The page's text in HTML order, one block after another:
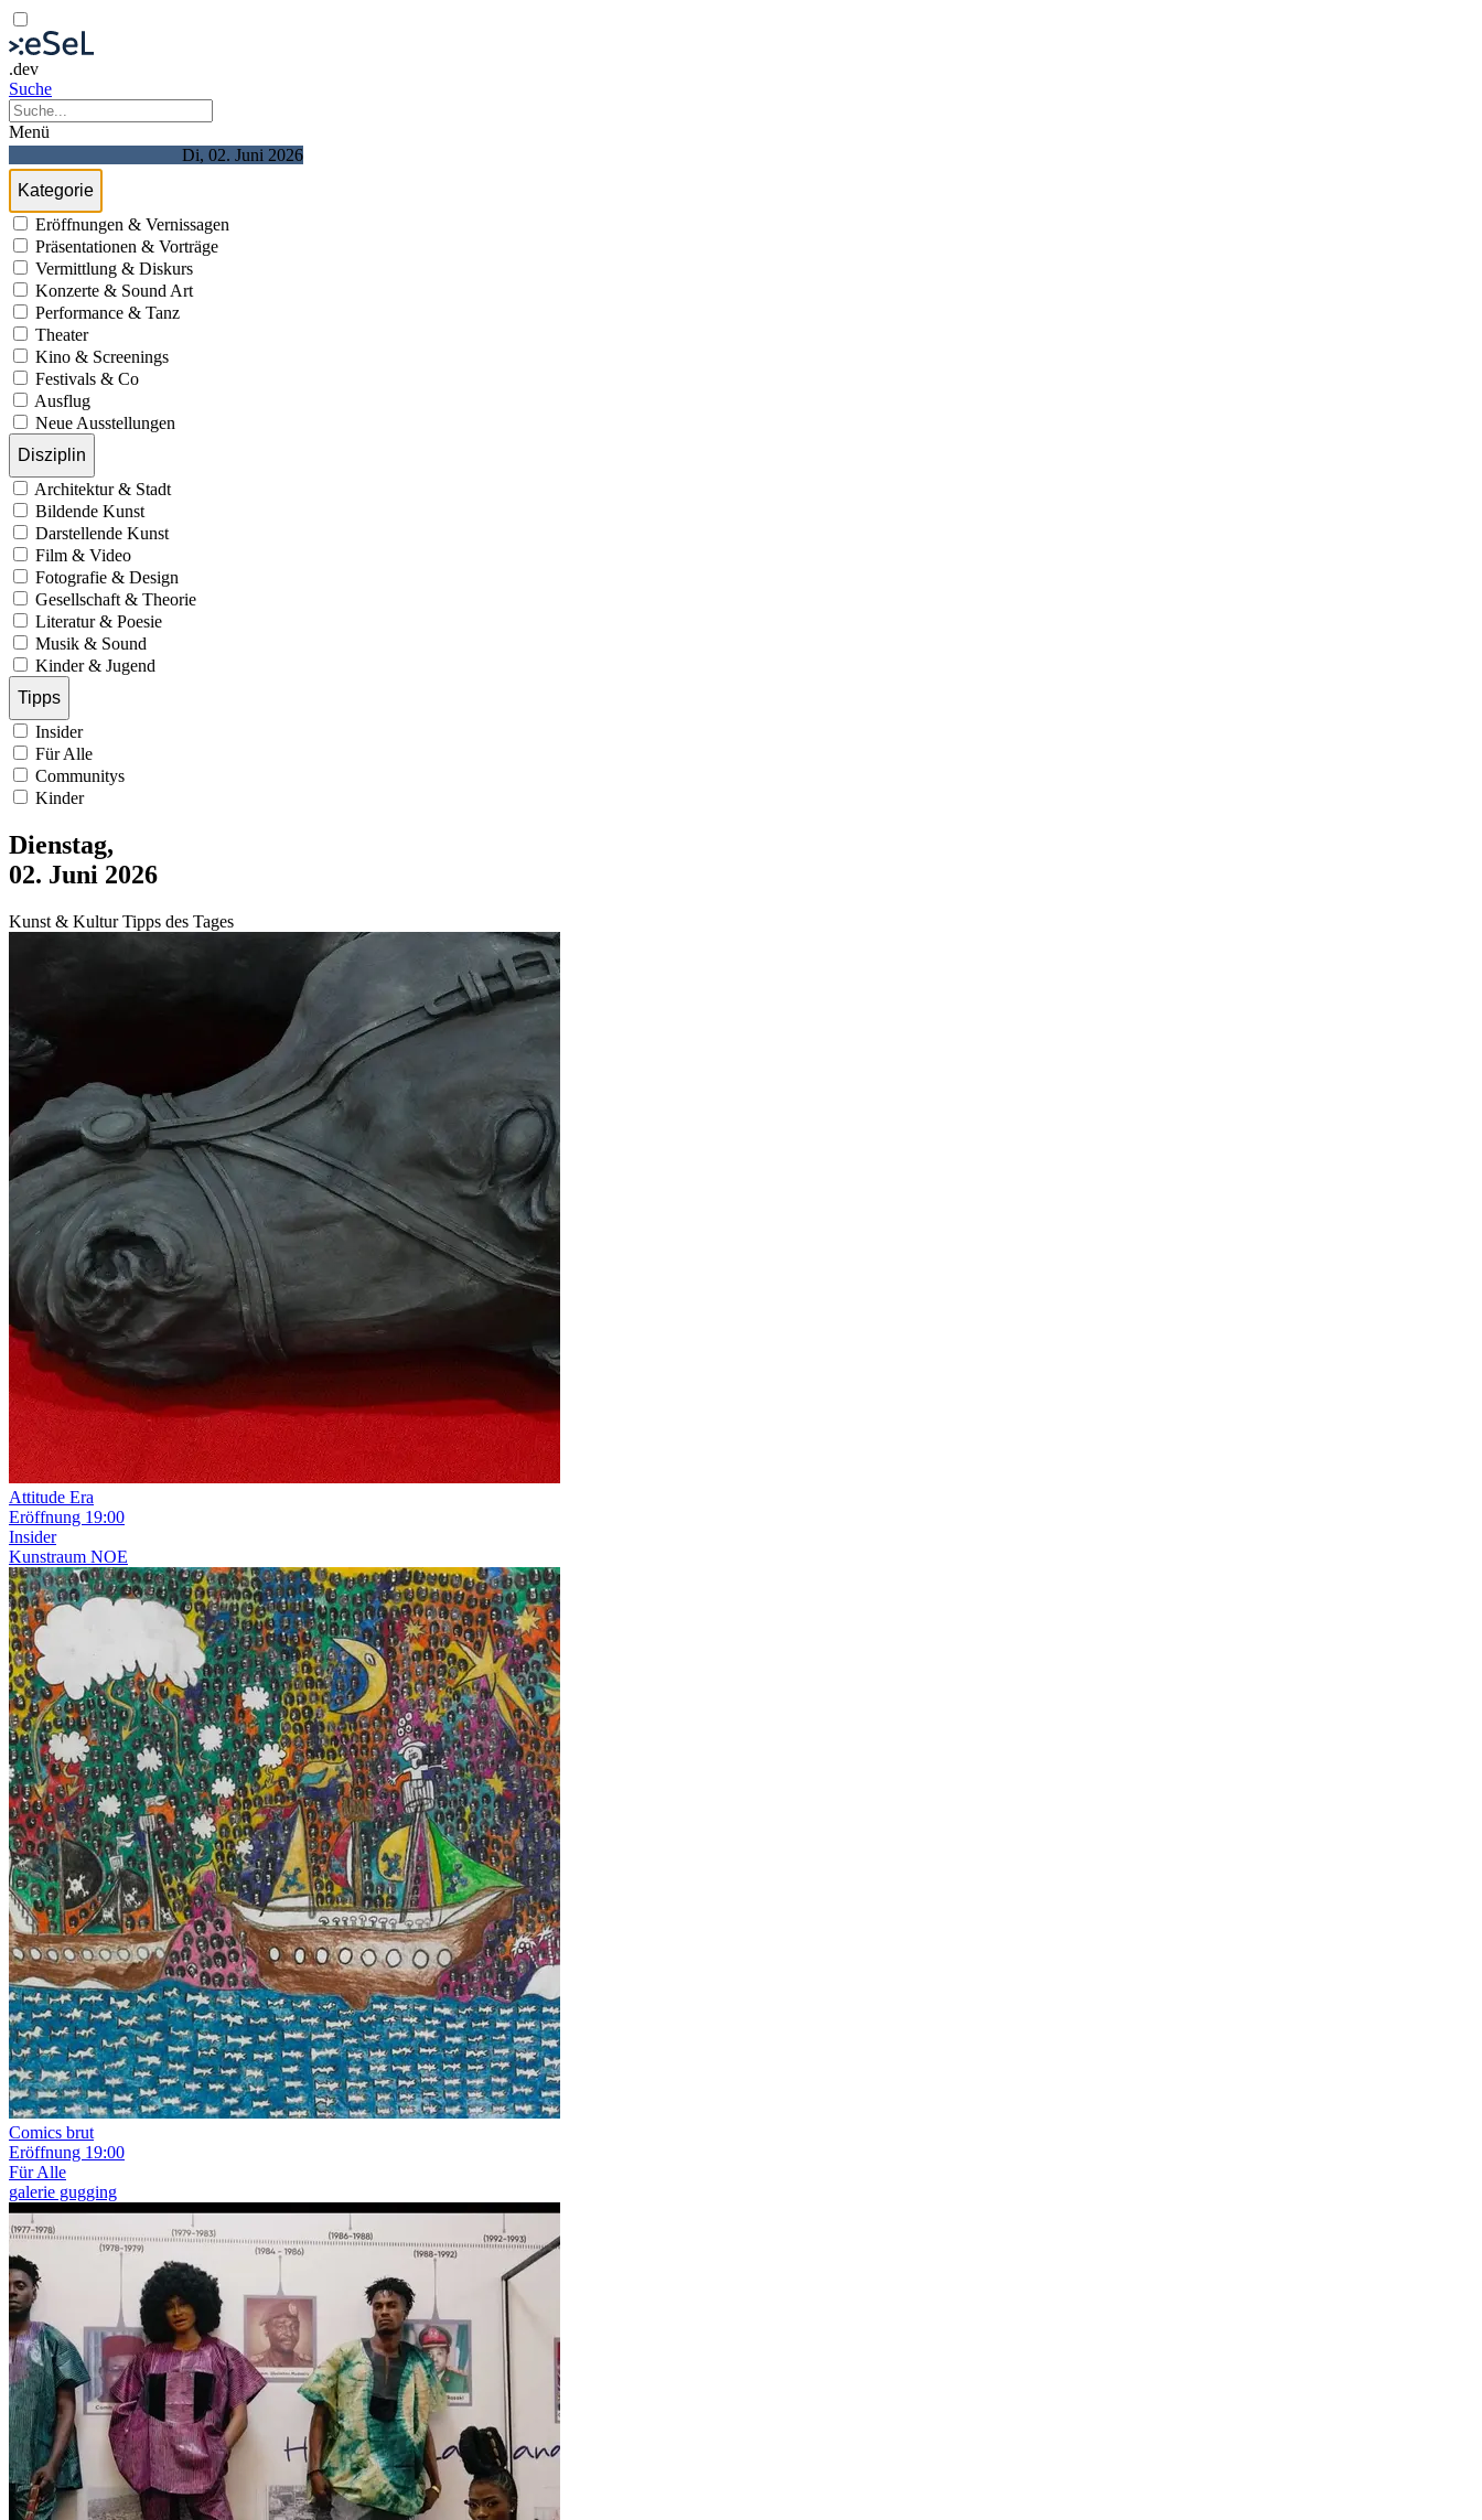
.dev
Suche
Menü
Di, 02. Juni 2026
Kategorie
Eröffnungen & Vernissagen
Präsentationen & Vorträge
Vermittlung & Diskurs
Konzerte & Sound Art
Performance & Tanz
Theater
Kino & Screenings
Festivals & Co
Ausflug
Neue Ausstellungen
Disziplin
Architektur & Stadt
Bildende Kunst
Darstellende Kunst
Film & Video
Fotografie & Design
Gesellschaft & Theorie
Literatur & Poesie
Musik & Sound
Kinder & Jugend
Tipps
Insider
Für Alle
Communitys
Kinder
Dienstag,
02. Juni 2026
Kunst & Kultur Tipps des Tages
Attitude Era
Eröffnung 19:00
Insider
Kunstraum NOE
Comics brut
Eröffnung 19:00
Für Alle
galerie gugging